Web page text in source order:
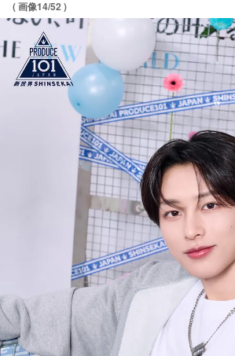
( 画像14/52 )